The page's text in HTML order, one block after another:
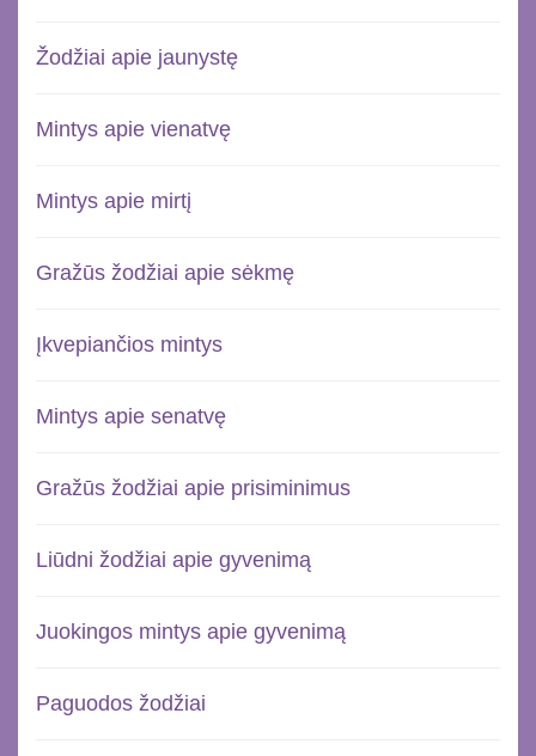
Žodžiai apie jaunystę
Mintys apie vienatvę
Mintys apie mirtį
Gražūs žodžiai apie sėkmę
Įkvepiančios mintys
Mintys apie senatvę
Gražūs žodžiai apie prisiminimus
Liūdni žodžiai apie gyvenimą
Juokingos mintys apie gyvenimą
Paguodos žodžiai